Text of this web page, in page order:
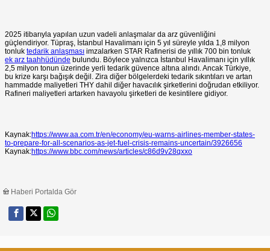
2025 itibarıyla yapılan uzun vadeli anlaşmalar da arz güvenliğini
güçlendiriyor. Tüpraş, İstanbul Havalimanı için 5 yıl süreyle yılda 1,8 milyon
tonluk tedarik anlaşması imzalarken STAR Rafinerisi de yıllık 700 bin tonluk
ek arz taahhüdünde bulundu. Böylece yalnızca İstanbul Havalimanı için yıllık
2,5 milyon tonun üzerinde yerli tedarik güvence altına alındı. Ancak Türkiye,
bu krize karşı bağışık değil. Zira diğer bölgelerdeki tedarik sıkıntıları ve artan
hammadde maliyetleri THY dahil diğer havacılık şirketlerini doğrudan etkiliyor.
Rafineri maliyetleri artarken havayolu şirketleri de kesintilere gidiyor.
Kaynak:https://www.aa.com.tr/en/economy/eu-warns-airlines-member-states-
to-prepare-for-all-scenarios-as-jet-fuel-crisis-remains-uncertain/3926656
Kaynak:https://www.bbc.com/news/articles/c86d9v28qxxo
Haberi Portalda Gör